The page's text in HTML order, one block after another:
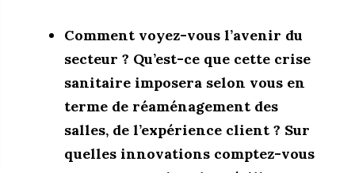
Comment voyez-vous l’avenir du
secteur ? Qu’est-ce que cette crise
sanitaire imposera selon vous en
terme de réaménagement des
salles, de l’expérience client ? Sur
quelles innovations comptez-vous